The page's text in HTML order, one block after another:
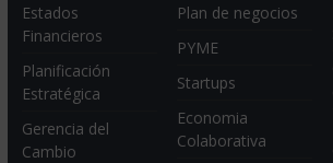
Estados
Financieros
Planificación
Estratégica
Gerencia del
Cambio
Plan de negocios
PYME
Startups
Economia
Colaborativa